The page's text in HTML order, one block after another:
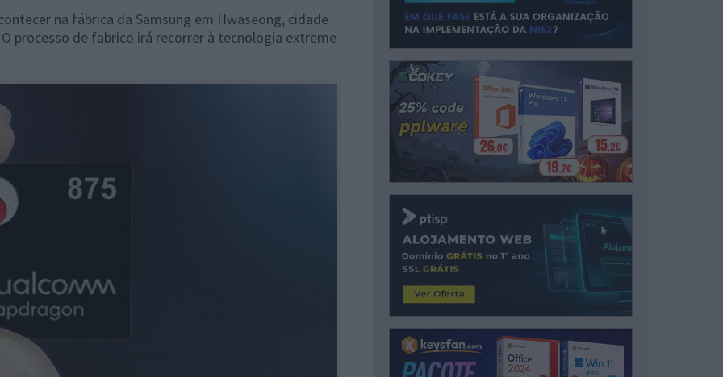
na fábrica da Samsung em Hwaseong, cidade
processo de fabrico irá recorrer à tecnologia extreme